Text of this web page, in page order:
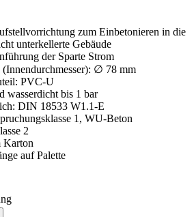
zum Einbetonieren in die
unterkellerte Gebäude
der Sparte Strom
∅ 78 mm
PVC-U
wasserdicht bis 1 bar
DIN 18533 W1.1-E
1, WU-Beton
2
Karton
auf Palette